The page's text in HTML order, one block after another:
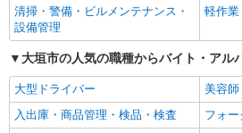
清掃・警備・ビルメンテナンス・
設備管理
軽作業
大垣市の人気の職種からバイト・アル
大型ドライバー
美容師
入出庫・商品管理・検品・検査
フォー